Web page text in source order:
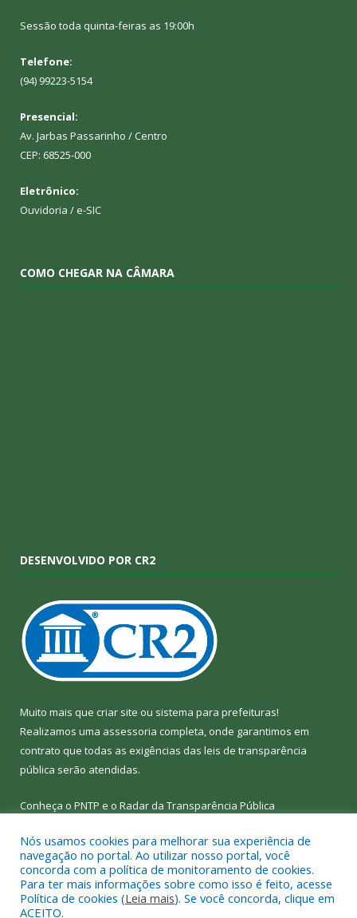
Sessão toda quinta-feiras as 19:00h
Telefone:
(94) 99223-5154
Presencial:
Av. Jarbas Passarinho / Centro
CEP: 68525-000
Eletrônico:
Ouvidoria / e-SIC
COMO CHEGAR NA CÂMARA
DESENVOLVIDO POR CR2
Muito mais que criar site ou sistema para prefeituras!
Realizamos uma assessoria completa, onde garantimos em
contrato que todas as exigências das leis de transparência
pública serão atendidas.
Conheça o PNTP e o Radar da Transparência Pública
Todos os direitos reservados a Câmara Municipal de Bom Jesus
do Tocantins.
Nós usamos cookies para melhorar sua experiência de
navegação no portal. Ao utilizar nosso portal, você
concorda com a política de monitoramento de cookies.
Para ter mais informações sobre como isso é feito, acesse
Política de cookies (Leia mais). Se você concorda, clique em
ACEITO.